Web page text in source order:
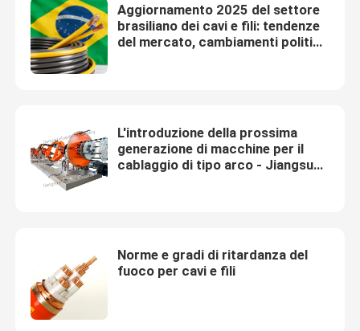
Aggiornamento 2025 del settore
brasiliano dei cavi e fili: tendenze
del mercato, cambiamenti politici
L'introduzione della prossima
generazione di macchine per il
cablaggio di tipo arco - Jiangsu
Norme e gradi di ritardanza del
fuoco per cavi e fili